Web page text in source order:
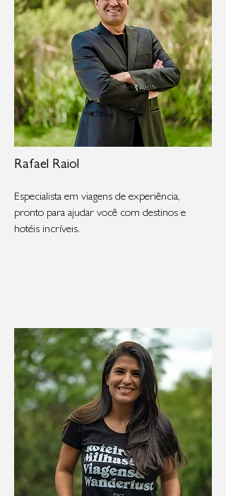
Rafael Raiol
Especialista em viagens de experiência,
pronto para ajudar você com destinos e
hotéis incríveis.